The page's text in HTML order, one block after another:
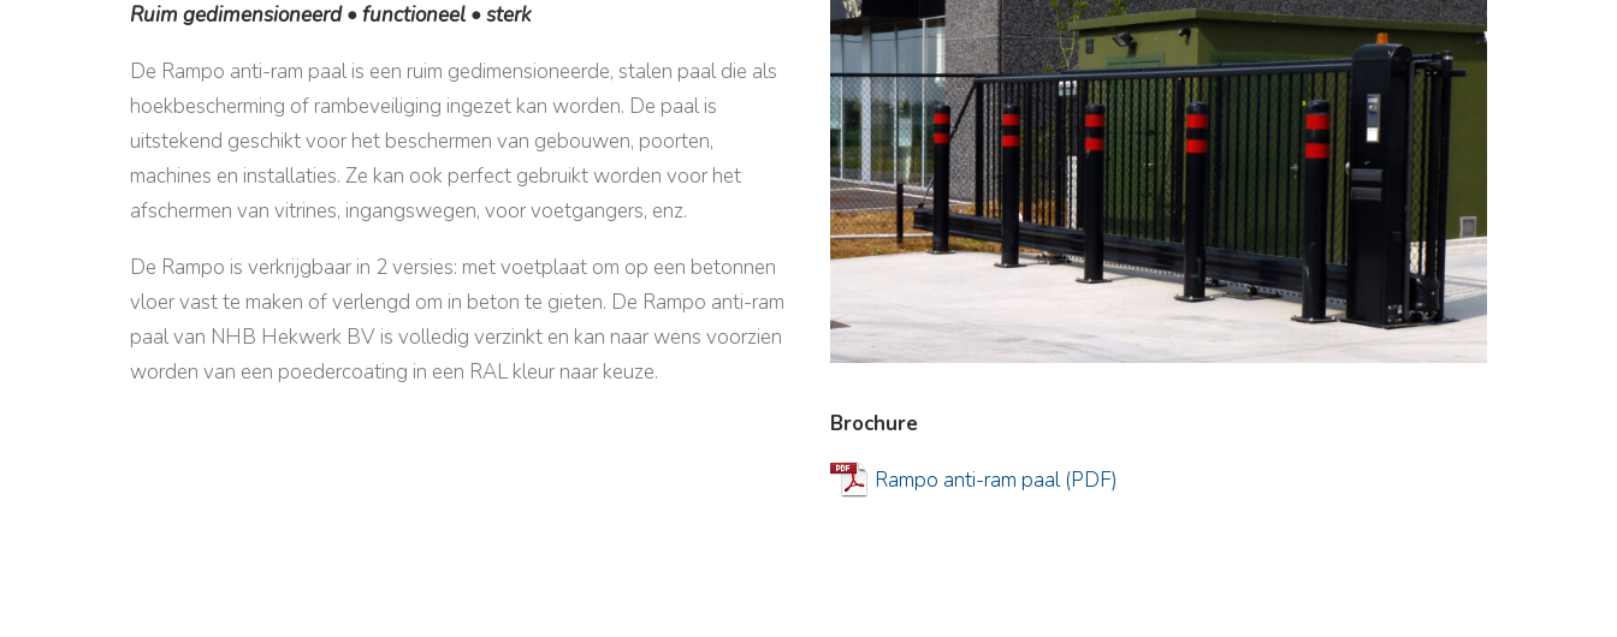
Ruim gedimensioneerd • functioneel • sterk
De Rampo anti-ram paal is een ruim gedimensioneerde, stalen paal die als
hoekbescherming of rambeveiliging ingezet kan worden. De paal is
uitstekend geschikt voor het beschermen van gebouwen, poorten,
machines en installaties. Ze kan ook perfect gebruikt worden voor het
afschermen van vitrines, ingangswegen, voor voetgangers, enz.
De Rampo is verkrijgbaar in 2 versies: met voetplaat om op een betonnen
vloer vast te maken of verlengd om in beton te gieten. De Rampo anti-ram
paal van NHB Hekwerk BV is volledig verzinkt en kan naar wens voorzien
worden van een poedercoating in een RAL kleur naar keuze.
Brochure
Rampo anti-ram paal (PDF)